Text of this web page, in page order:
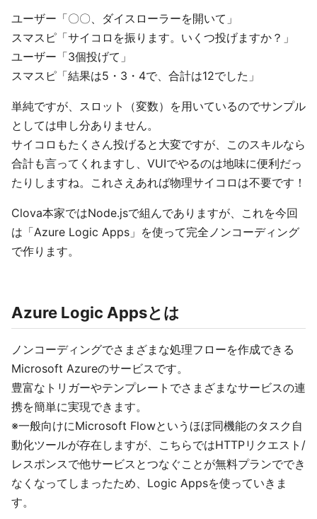
ユーザー「〇〇、ダイスローラーを開いて」
スマスピ「サイコロを振ります。いくつ投げますか？」
ユーザー「3個投げて」
スマスピ「結果は5・3・4で、合計は12でした」
単純ですが、スロット（変数）を用いているのでサンプル
としては申し分ありません。
サイコロもたくさん投げると大変ですが、このスキルなら
合計も言ってくれますし、VUIでやるのは地味に便利だっ
たりしますね。これさえあれば物理サイコロは不要です！
Clova本家ではNode.jsで組んでありますが、これを今回
は「Azure Logic Apps」を使って完全ノンコーディング
で作ります。
Azure Logic Appsとは
ノンコーディングでさまざまな処理フローを作成できる
Microsoft Azureのサービスです。
豊富なトリガーやテンプレートでさまざまなサービスの連
携を簡単に実現できます。
※一般向けにMicrosoft Flowというほぼ同機能のタスク自
動化ツールが存在しますが、こちらではHTTPリクエスト/
レスポンスで他サービスとつなぐことが無料プランででき
なくなってしまったため、Logic Appsを使っていきま
す。